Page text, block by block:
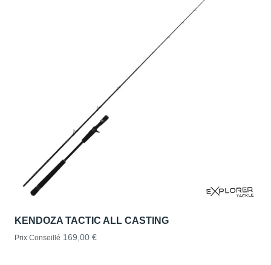
KENDOZA TACTIC ALL CASTING
Prix Conseillé 169,00 €